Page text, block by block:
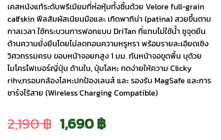
เคสหนังแท้ระดับพรีเมียมที่ห่อหุ้มทั้งชิ้นด้วย Velore full-grain
calfskin ฟีลสัมผัสเนียนมือและ เกิดพาทิน่า (patina) สวยขึ้นตาม
กาลเวลา ใช้กระบวนการฟอกแบบ DriTan ที่แทบไม่ใช้น้ำ ชูจุดยืน
ด้านความยั่งยืนโดยไม่ลดทอนความหรูหรา พร้อมรายละเอียดเชิง
วิศวกรรมครบ ขอบหน้าจอยกสูง 1 มม. กันหน้าจอขูดพื้น บุด้วย
ไมโครไฟเบอร์ญี่ปุ่น ด้านใน, ปุ่มโลหะ กดง่ายให้ความ Clicky
rihv,กรอบกล้องโลหะปกป้องเลนส์ และ รองรับ MagSafe และการ
ชาร์จไร้สาย (Wireless Charging Compatible)
2,190฿ Original
1,690฿Current